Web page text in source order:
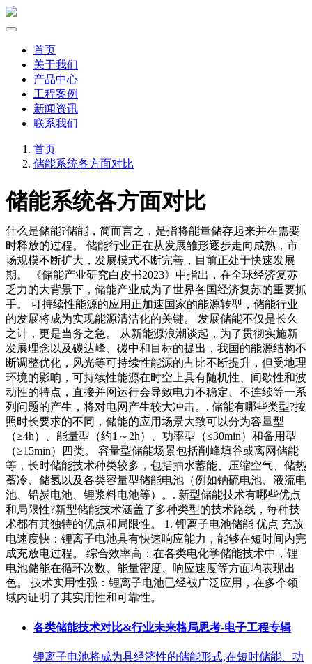
首页
关于我们
产品中心
工程案例
新闻资讯
联系我们
首页
储能系统各方面对比
储能系统各方面对比
什么是储能?储能，简而言之，是指将能量储存起来并在需要
时释放的过程。 储能行业正在从发展雏形逐步走向成熟，市
场规模不断扩大，发展模式不断完善，目前正处于快速发展
期。 《储能产业研究白皮书2023》中指出，在全球经济复苏
乏力的大背景下，储能产业成为了世界各国经济复苏的重要抓
手。 可持续性能源的应用正加速国家的能源转型，储能行业
的发展将成为实现能源清洁化的关键。 发展储能不仅是长久
之计，更是当务之急。 从新能源浪潮谈起，为了贯彻实施新
发展理念以及碳达峰、碳中和目标的提出，我国的能源结构不
断调整优化，风光等可持续性能源的占比不断提升，但受地理
环境的影响，可持续性能源在时空上具有随机性、间歇性和波
动性的特点，直接并网运行会导致电力不稳定、不连续等一系
列问题的产生，将对电网产生较大冲击。. 储能有哪些类型?按
照时长要求的不同，储能的应用场景大致可以分为容量型
（≥4h）、能量型（约1～2h）、功率型（≤30min）和备用型
（≥15min）四类。 容量型储能场景包括削峰填谷或离网储能
等，长时储能技术种类较多，包括抽水蓄能、压缩空气、储热
蓄冷、储氢以及各类容量型储能电池（例如钠硫电池、液流电
池、铅炭电池、锂浆料电池等）。. 新型储能技术有哪些优点
和局限性?新型储能技术涵盖了多种类型的技术路线，每种技
术都有其独特的优点和局限性。 1. 锂离子电池储能 优点 充放
电速度快：锂离子电池具有快速响应能力，能够在短时间内完
成充放电过程。 综合效率高：在各类电化学储能技术中，锂
电池储能在循环次数、能量密度、响应速度等方面均表现出
色。 技术实用性强：锂离子电池已经被广泛应用，在多个领
域内证明了其实用性和可靠性。
各类储能技术对比&行业未来格局思考-电子工程专辑
锂离子电池将成为具经济性的储能形式,在短时储能、功